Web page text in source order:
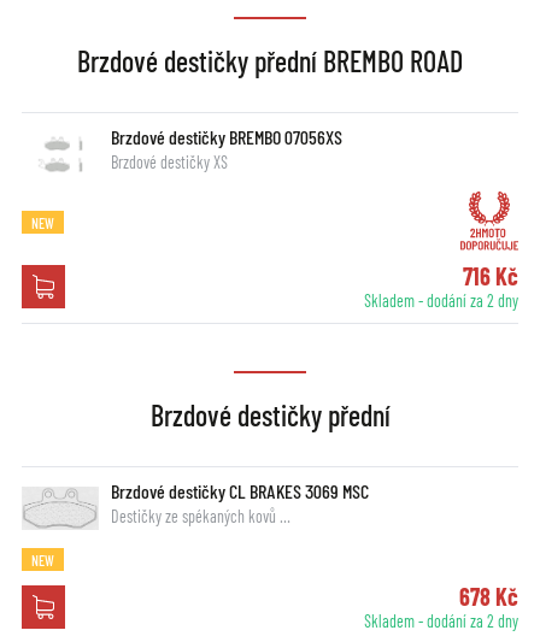
Brzdové destičky přední BREMBO ROAD
Brzdové destičky BREMBO 07056XS
Brzdové destičky XS
NEW
716 Kč
Skladem - dodání za 2 dny
Brzdové destičky přední
Brzdové destičky CL BRAKES 3069 MSC
Destičky ze spékaných kovů …
NEW
678 Kč
Skladem - dodání za 2 dny